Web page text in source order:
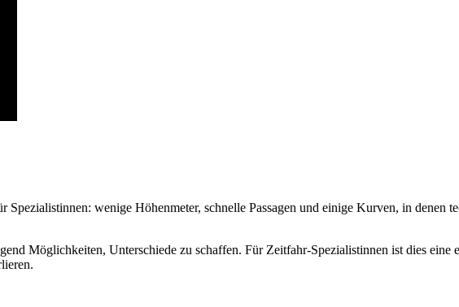
wenige Höhenmeter, schnelle Passagen und einige Kurven, in denen
Möglichkeiten, Unterschiede zu schaffen. Für Zeitfahr-Spezialistinnen ist dies eine